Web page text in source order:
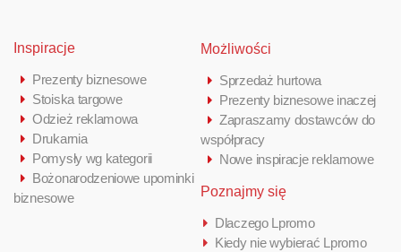
Inspiracje
Prezenty biznesowe
Stoiska targowe
Odzież reklamowa
Drukarnia
Pomysły wg kategorii
Bożonarodzeniowe upominki
biznesowe
Możliwości
Sprzedaż hurtowa
Prezenty biznesowe inaczej
Zapraszamy dostawców do
współpracy
Nowe inspiracje reklamowe
Poznajmy się
Dlaczego Lpromo
Kiedy nie wybierać Lpromo